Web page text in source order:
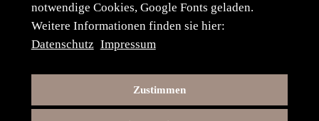
notwendige Cookies, Google Fonts geladen.
Weitere Informationen finden sie hier:
Datenschutz Impressum
Zustimmen